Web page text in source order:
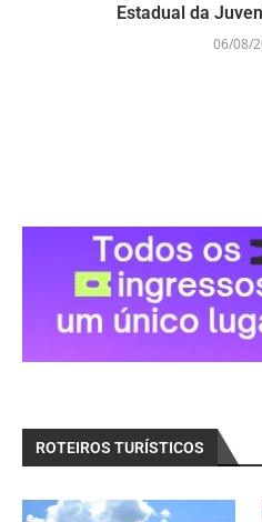
Estadual da
06/08/
ROTEIROS TURÍSTICOS